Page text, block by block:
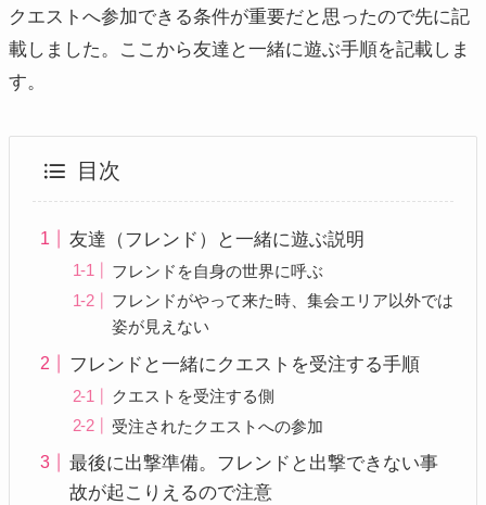
クエストへ参加できる条件が重要だと思ったので先に記
載しました。ここから友達と一緒に遊ぶ手順を記載しま
す。
目次
友達（フレンド）と一緒に遊ぶ説明
フレンドを自身の世界に呼ぶ
フレンドがやって来た時、集会エリア以外では
姿が見えない
フレンドと一緒にクエストを受注する手順
クエストを受注する側
受注されたクエストへの参加
最後に出撃準備。フレンドと出撃できない事
故が起こりえるので注意